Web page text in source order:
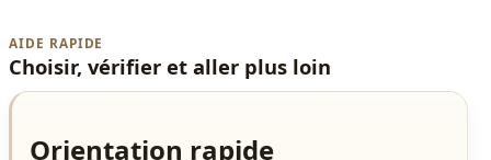
AIDE RAPIDE
Choisir, vérifier et aller plus loin
Orientation rapide